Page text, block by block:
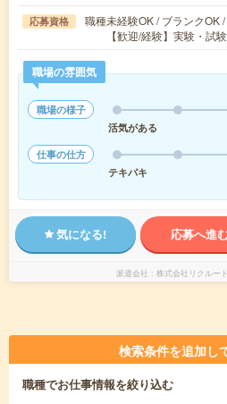
応募資格
職種未経験OK / ブランクOK
【歓迎/経験】実験・試験
職場の雰囲気
職場の様子
活気がある
仕事の仕方
テキパキ
気になる! 応募へ進
派遣会社 株式会社リクルー
検索条件を追加し
職種でお仕事情報を絞り込む